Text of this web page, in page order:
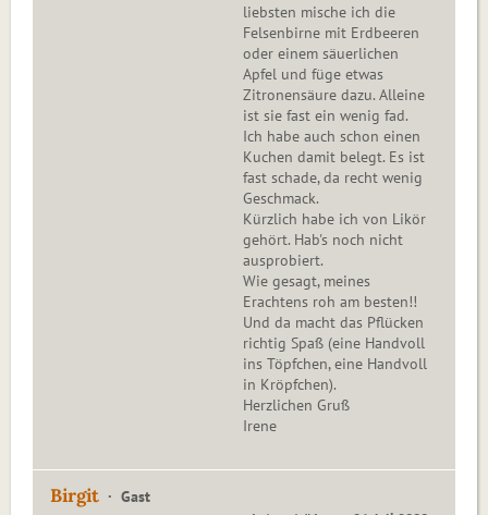
liebsten mische ich die
Felsenbirne mit Erdbeeren
oder einem säuerlichen
Apfel und füge etwas
Zitronensäure dazu. Alleine
ist sie fast ein wenig fad.
Ich habe auch schon einen
Kuchen damit belegt. Es ist
fast schade, da recht wenig
Geschmack.
Kürzlich habe ich von Likör
gehört. Hab's noch nicht
ausprobiert.
Wie gesagt, meines
Erachtens roh am besten!!
Und da macht das Pflücken
richtig Spaß (eine Handvoll
ins Töpfchen, eine Handvoll
in Kröpfchen).
Herzlichen Gruß
Irene
Birgit Gast